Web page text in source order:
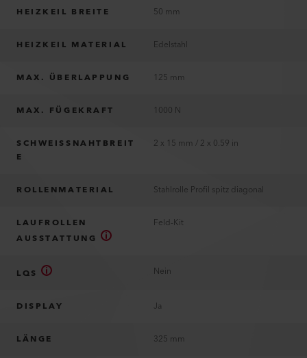
HEIZKEIL BREITE 50 mm
HEIZKEIL MATERIAL Edelstahl
MAX. ÜBERLAPPUNG 125 mm
MAX. FÜGEKRAFT 1000 N
SCHWEISSNAHTBREIT
E
2 x 15 mm / 2 x 0.59 in
ROLLENMATERIAL Stahlrolle Profil spitz diagonal
LAUFROLLEN
AUSSTATTUNG
Feld-Kit
LQS Nein
DISPLAY Ja
LÄNGE 325 mm